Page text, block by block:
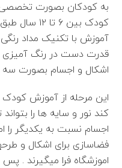
به کودکان بصورت
آموزش با تکنیک مداد
قدرت دست در رنگ
اشکال و اجسام بصورت سه
این مرحله از آموزش
کند نور و سایه ها را
اجسام نسبت به یکدیگر را
فضاسازی برای اشکال و
اموزشگاه فرا میگیرند .